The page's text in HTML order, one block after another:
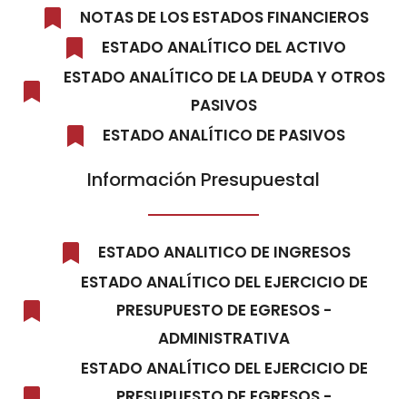
NOTAS DE LOS ESTADOS FINANCIEROS
ESTADO ANALÍTICO DEL ACTIVO
ESTADO ANALÍTICO DE LA DEUDA Y OTROS
PASIVOS
ESTADO ANALÍTICO DE PASIVOS
Información Presupuestal
ESTADO ANALITICO DE INGRESOS
ESTADO ANALÍTICO DEL EJERCICIO DE
PRESUPUESTO DE EGRESOS -
ADMINISTRATIVA
ESTADO ANALÍTICO DEL EJERCICIO DE